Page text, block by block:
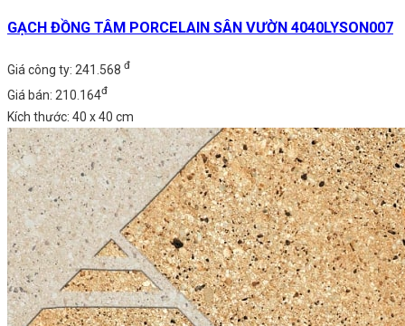
GẠCH ĐỒNG TÂM PORCELAIN SÂN VƯỜN 4040LYSON007
Giá công ty: 241.568 đ
Giá bán: 210.164đ
Kích thước: 40 x 40 cm